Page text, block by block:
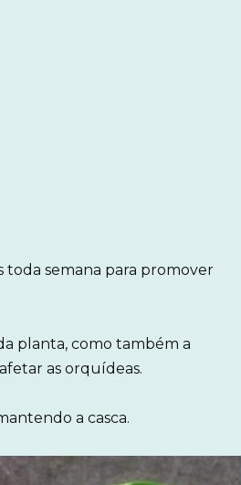
semana para promover
planta, como também a
as orquídeas.
a casca.